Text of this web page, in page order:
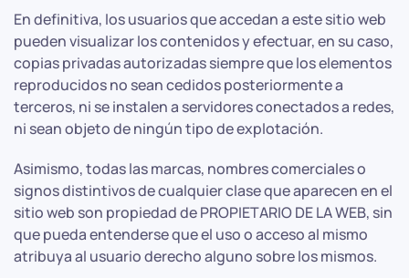
En definitiva, los usuarios que accedan a este sitio web
pueden visualizar los contenidos y efectuar, en su caso,
copias privadas autorizadas siempre que los elementos
reproducidos no sean cedidos posteriormente a
terceros, ni se instalen a servidores conectados a redes,
ni sean objeto de ningún tipo de explotación.
Asimismo, todas las marcas, nombres comerciales o
signos distintivos de cualquier clase que aparecen en el
sitio web son propiedad de PROPIETARIO DE LA WEB, sin
que pueda entenderse que el uso o acceso al mismo
atribuya al usuario derecho alguno sobre los mismos.